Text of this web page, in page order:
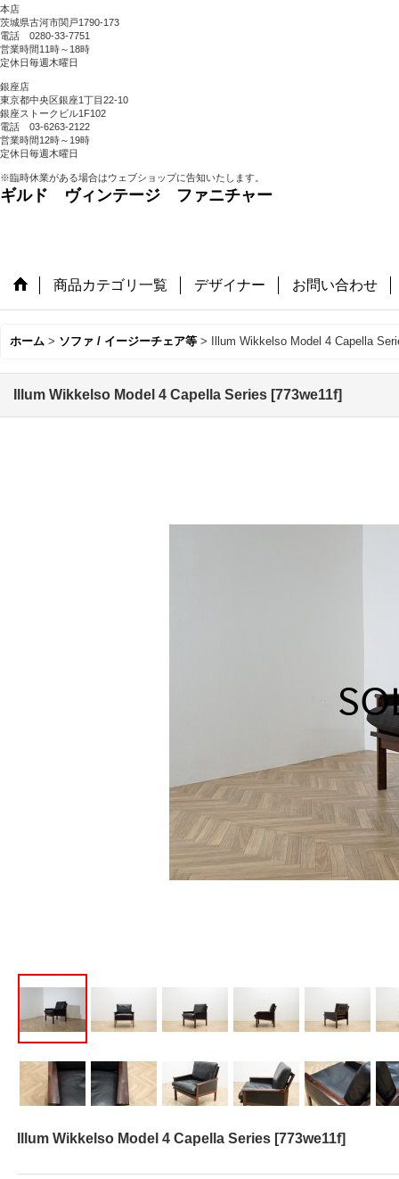
本店
茨城県古河市関戸1790-173
電話 0280-33-7751
営業時間11時～18時
定休日毎週木曜日
銀座店
東京都中央区銀座1丁目22-10
銀座ストークビル1F102
電話 03-6263-2122
営業時間12時～19時
定休日毎週木曜日
※臨時休業がある場合はウェブショップに告知いたします。
ギルド ヴィンテージ ファニチャー
商品カテゴリ一覧 デザイナー お問い合わせ
ホーム > ソファ / イージーチェア等 > Illum Wikkelso Model 4 Capella
Illum Wikkelso Model 4 Capella Series [773we11f]
Illum Wikkelso Model 4 Capella Series [773we11f]